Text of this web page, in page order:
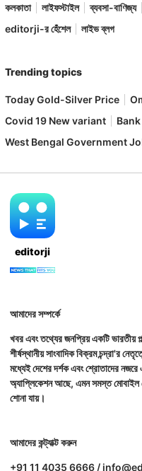
কলকাতা
লাইফস্টাইল ব্যবসা-বাণিজ্য
editorji-র হেঁশেল
লাইভ ব্লগ
Trending topics
Today Gold-Silver Price
Covid 19 New variant
West Bengal Government
editorji
আমাদের সম্পর্কে
খবর এবং তথ্যের জনপ্রিয় একটি
শীর্ষস্থানীয় সাংবাদিক বিক্রম চন্দ্রা'র
মধ্যেই দেশের দর্শক এবং শ্রোতাদের
অ্যাপ্লিকেশন আছে, এমন সমস্ত
শোনা যায়।
আমাদের কন্ট্যাক্ট করুন
+91 11 4035 6666 /